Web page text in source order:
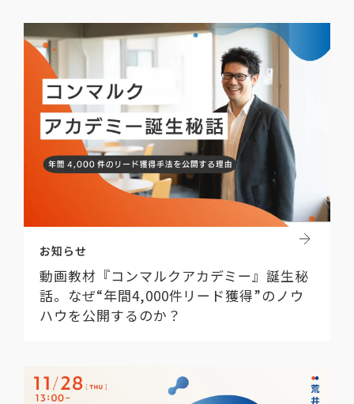
お知らせ
動画教材『コンマルクアカデミー』誕生秘
話。なぜ“年間4,000件リード獲得”のノウ
ハウを公開するのか？